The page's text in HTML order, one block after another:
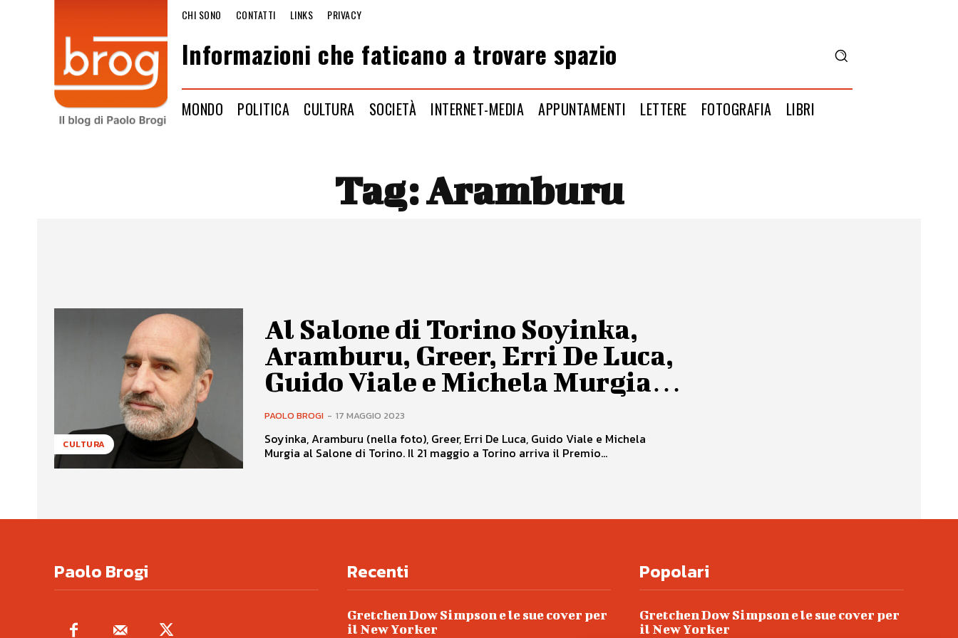
CHI SONO CONTATTI LINKS PRIVACY
Informazioni che faticano a trovare spazio
MONDO POLITICA CULTURA SOCIETÀ INTERNET-MEDIA APPUNTAMENTI LETTERE FOTOGRAFIA LIBRI
Tag:Aramburu
CULTURA
Al Salone di Torino Soyinka,
Aramburu, Greer, Erri De Luca,
Guido Viale e Michela Murgia…
PAOLO BROGI - 17 MAGGIO 2023
Soyinka, Aramburu (nella foto), Greer, Erri De Luca, Guido Viale e Michela
Murgia al Salone di Torino. Il 21 maggio a Torino arriva il Premio...
Paolo Brogi Recenti
Gretchen Dow Simpson e le sue cover per
il New Yorker
Popolari
Gretchen Dow Simpson e le sue cover per
il New Yorker